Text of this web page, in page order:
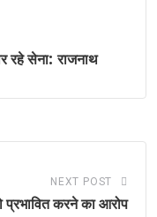
रहे सेना: राजनाथ
NEXT POST
करने का आरोप